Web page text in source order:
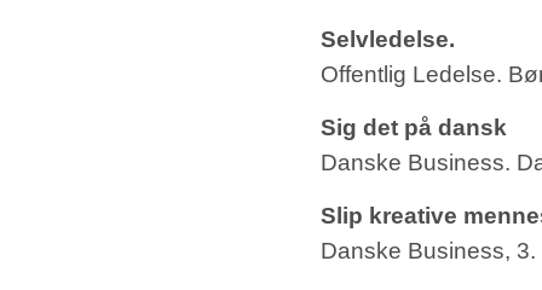
Selvledelse.
Offentlig Ledelse.
Sig det på dansk
Danske Business.
Slip kreative
Danske Business,